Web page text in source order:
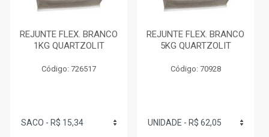
REJUNTE FLEX. BRANCO
1KG QUARTZOLIT
Código: 726517
REJUNTE FLEX. BRANCO
5KG QUARTZOLIT
Código: 70928